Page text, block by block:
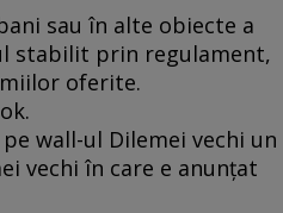
sau în alte obiecte a
stabilit prin regulament,
oferite.
wall-ul Dilemei vechi un
vechi în care e anunţat